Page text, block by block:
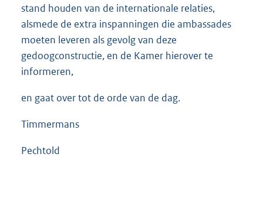
stand houden van de internationale relaties,
alsmede de extra inspanningen die ambassades
moeten leveren als gevolg van deze
gedoogconstructie, en de Kamer hierover te
informeren,
en gaat over tot de orde van de dag.
Timmermans
Pechtold